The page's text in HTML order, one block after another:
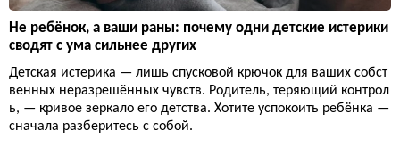
Не ребёнок, а ваши раны: почему одни детские истерики
сводят с ума сильнее других
Детская истерика — лишь спусковой крючок для ваших собст
венных неразрешённых чувств. Родитель, теряющий контрол
ь, — кривое зеркало его детства. Хотите успокоить ребёнка —
сначала разберитесь с собой.